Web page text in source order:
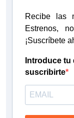
Recibe las
Estrenos,
¡Suscríbete
Introduce
suscribirte